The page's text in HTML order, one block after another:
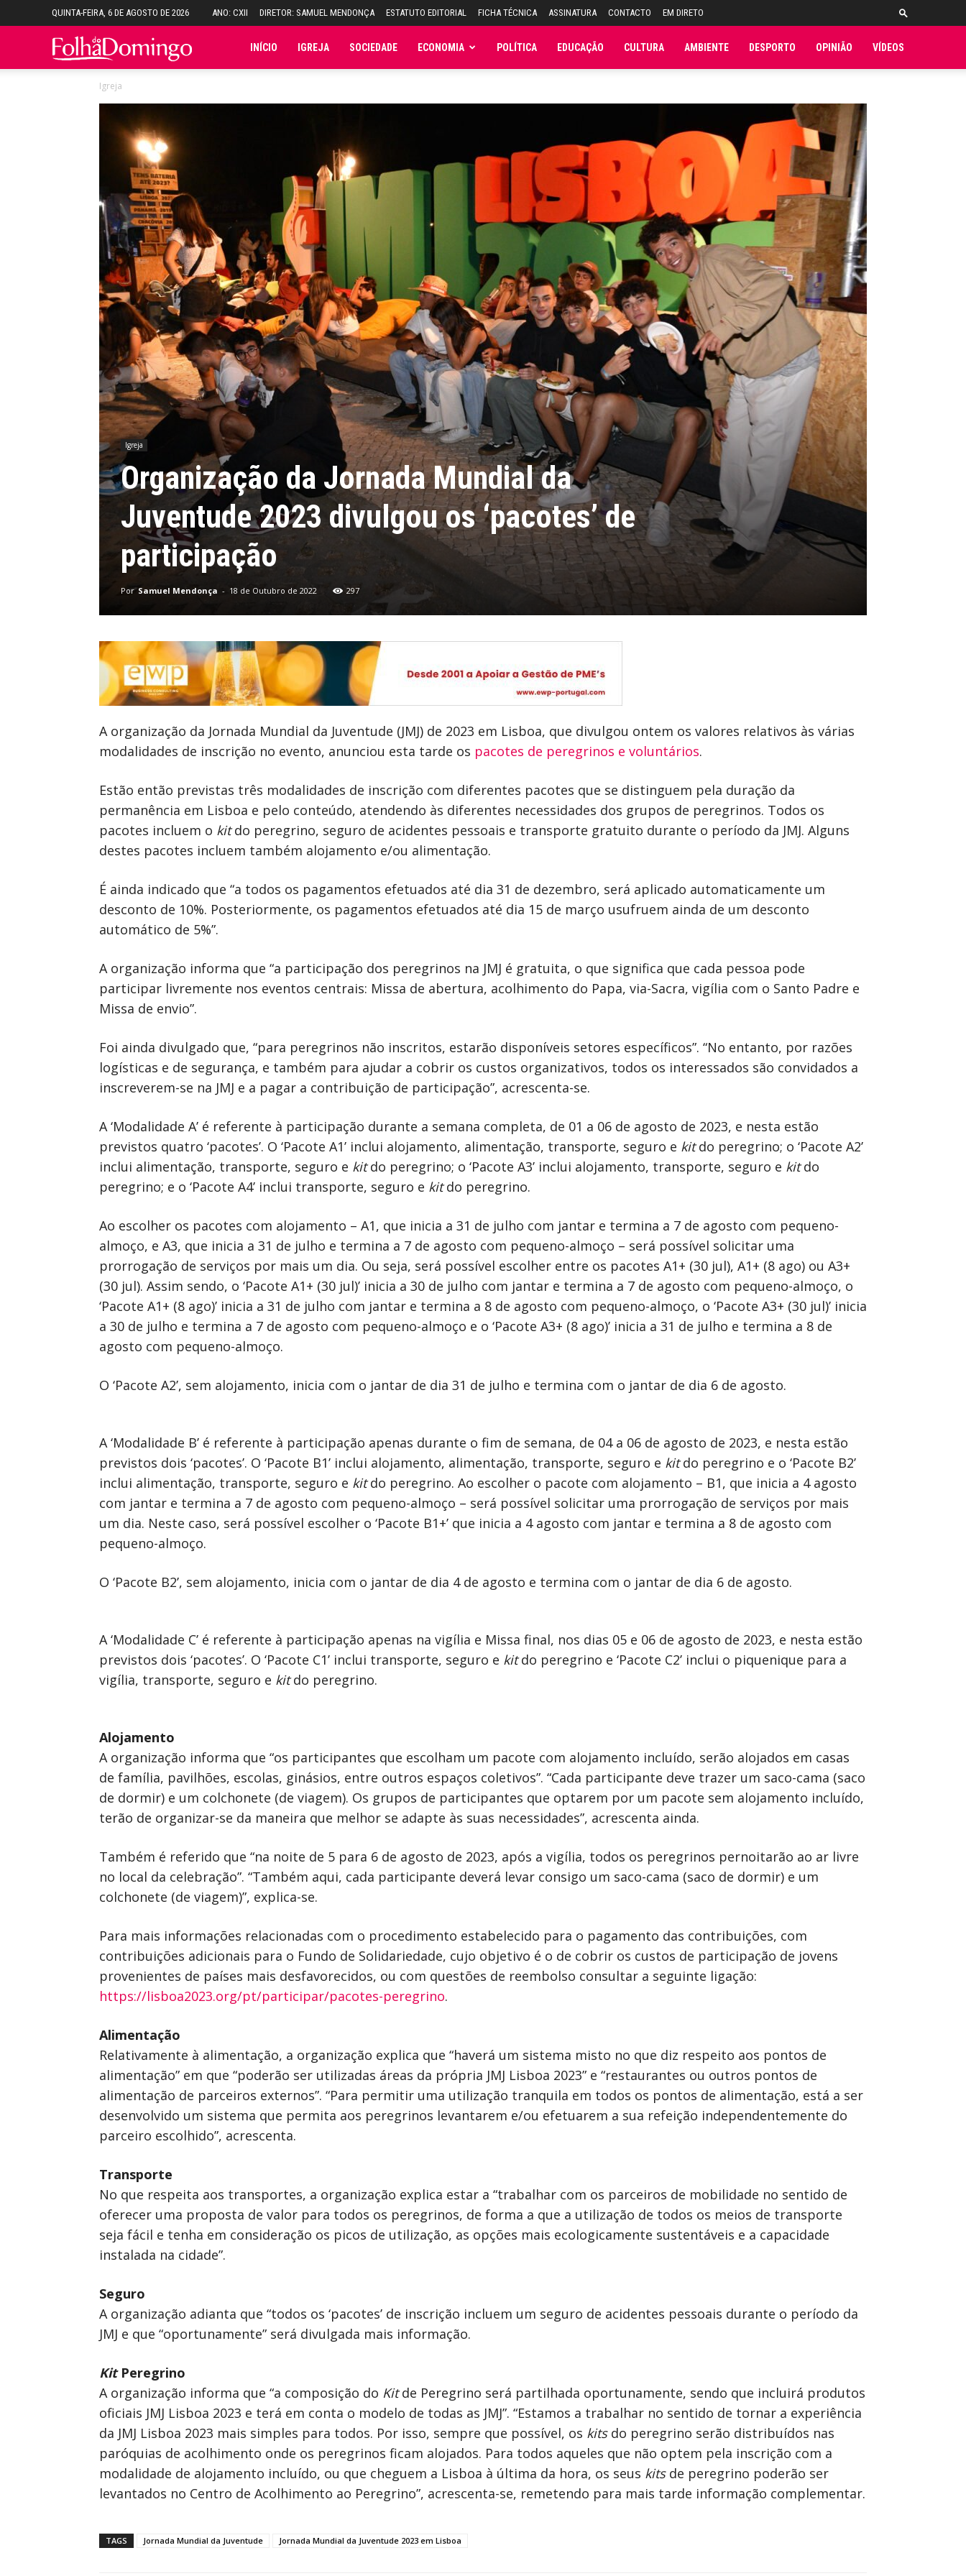
QUINTA-FEIRA, 6 DE AGOSTO DE 2026 ANO: CXII DIRETOR: SAMUEL MENDONÇA ESTATUTO EDITORIAL FICHA TÉCNICA ASSINATURA CONTACTO EM DIRETO
Folha INÍCIO IGREJA SOCIEDADE ECONOMIA POLÍTICA EDUCAÇÃO CULTURA AMBIENTE DESPORTO OPINIÃO VÍDEOS
Igreja
Igreja
Organização da Jornada Mundial da
Juventude 2023 divulgou os ‘pacotes’ de
participação
Por Samuel Mendonça - 18 de Outubro de 2022 297
A organização da Jornada Mundial da Juventude (JMJ) de 2023 em Lisboa, que divulgou ontem os valores relativos às várias
modalidades de inscrição no evento, anunciou esta tarde os pacotes de peregrinos e voluntários.
Estão então previstas três modalidades de inscrição com diferentes pacotes que se distinguem pela duração da
permanência em Lisboa e pelo conteúdo, atendendo às diferentes necessidades dos grupos de peregrinos. Todos os
pacotes incluem o kitdo peregrino, seguro de acidentes pessoais e transporte gratuito durante o período da JMJ. Alguns
destes pacotes incluem também alojamento e/ou alimentação.
É ainda indicado que “a todos os pagamentos efetuados até dia 31 de dezembro, será aplicado automaticamente um
desconto de 10%. Posteriormente, os pagamentos efetuados até dia 15 de março usufruem ainda de um desconto
automático de 5%”.
A organização informa que “a participação dos peregrinos na JMJ é gratuita, o que significa que cada pessoa pode
participar livremente nos eventos centrais: Missa de abertura, acolhimento do Papa, via-Sacra, vigília com o Santo Padre e
Missa de envio”.
Foi ainda divulgado que, “para peregrinos não inscritos, estarão disponíveis setores específicos”. “No entanto, por razões
logísticas e de segurança, e também para ajudar a cobrir os custos organizativos, todos os interessados são convidados a
inscreverem-se na JMJ e a pagar a contribuição de participação”, acrescenta-se.
A ‘Modalidade A’ é referente à participação durante a semana completa, de 01 a 06 de agosto de 2023, e nesta estão
previstos quatro ‘pacotes’. O ‘Pacote A1’ inclui alojamento, alimentação, transporte, seguro e kitdo peregrino; o ‘Pacote A2’
inclui alimentação, transporte, seguro e kitdo peregrino; o ‘Pacote A3’ inclui alojamento, transporte, seguro e kitdo
peregrino; e o ‘Pacote A4’ inclui transporte, seguro e kitdo peregrino.
Ao escolher os pacotes com alojamento – A1, que inicia a 31 de julho com jantar e termina a 7 de agosto com pequeno-
almoço, e A3, que inicia a 31 de julho e termina a 7 de agosto com pequeno-almoço – será possível solicitar uma
prorrogação de serviços por mais um dia. Ou seja, será possível escolher entre os pacotes A1+ (30 jul), A1+ (8 ago) ou A3+
(30 jul). Assim sendo, o ‘Pacote A1+ (30 jul)’ inicia a 30 de julho com jantar e termina a 7 de agosto com pequeno-almoço, o
‘Pacote A1+ (8 ago)’ inicia a 31 de julho com jantar e termina a 8 de agosto com pequeno-almoço, o ‘Pacote A3+ (30 jul)’ inicia
a 30 de julho e termina a 7 de agosto com pequeno-almoço e o ‘Pacote A3+ (8 ago)’ inicia a 31 de julho e termina a 8 de
agosto com pequeno-almoço.
O ‘Pacote A2’, sem alojamento, inicia com o jantar de dia 31 de julho e termina com o jantar de dia 6 de agosto.
A ‘Modalidade B’ é referente à participação apenas durante o fim de semana, de 04 a 06 de agosto de 2023, e nesta estão
previstos dois ‘pacotes’. O ‘Pacote B1’ inclui alojamento, alimentação, transporte, seguro e kitdo peregrino e o ‘Pacote B2’
inclui alimentação, transporte, seguro e kitdo peregrino. Ao escolher o pacote com alojamento – B1, que inicia a 4 agosto
com jantar e termina a 7 de agosto com pequeno-almoço – será possível solicitar uma prorrogação de serviços por mais
um dia. Neste caso, será possível escolher o ‘Pacote B1+’ que inicia a 4 agosto com jantar e termina a 8 de agosto com
pequeno-almoço.
O ‘Pacote B2’, sem alojamento, inicia com o jantar de dia 4 de agosto e termina com o jantar de dia 6 de agosto.
A ‘Modalidade C’ é referente à participação apenas na vigília e Missa final, nos dias 05 e 06 de agosto de 2023, e nesta estão
previstos dois ‘pacotes’. O ‘Pacote C1’ inclui transporte, seguro e kitdo peregrino e ‘Pacote C2’ inclui o piquenique para a
vigília, transporte, seguro e kitdo peregrino.
Alojamento
A organização informa que “os participantes que escolham um pacote com alojamento incluído, serão alojados em casas
de família, pavilhões, escolas, ginásios, entre outros espaços coletivos”. “Cada participante deve trazer um saco-cama (saco
de dormir) e um colchonete (de viagem). Os grupos de participantes que optarem por um pacote sem alojamento incluído,
terão de organizar-se da maneira que melhor se adapte às suas necessidades”, acrescenta ainda.
Também é referido que “na noite de 5 para 6 de agosto de 2023, após a vigília, todos os peregrinos pernoitarão ao ar livre
no local da celebração”. “Também aqui, cada participante deverá levar consigo um saco-cama (saco de dormir) e um
colchonete (de viagem)”, explica-se.
Para mais informações relacionadas com o procedimento estabelecido para o pagamento das contribuições, com
contribuições adicionais para o Fundo de Solidariedade, cujo objetivo é o de cobrir os custos de participação de jovens
provenientes de países mais desfavorecidos, ou com questões de reembolso consultar a seguinte ligação:
https://lisboa2023.org/pt/participar/pacotes-peregrino.
Alimentação
Relativamente à alimentação, a organização explica que “haverá um sistema misto no que diz respeito aos pontos de
alimentação” em que “poderão ser utilizadas áreas da própria JMJ Lisboa 2023” e “restaurantes ou outros pontos de
alimentação de parceiros externos”. “Para permitir uma utilização tranquila em todos os pontos de alimentação, está a ser
desenvolvido um sistema que permita aos peregrinos levantarem e/ou efetuarem a sua refeição independentemente do
parceiro escolhido”, acrescenta.
Transporte
No que respeita aos transportes, a organização explica estar a “trabalhar com os parceiros de mobilidade no sentido de
oferecer uma proposta de valor para todos os peregrinos, de forma a que a utilização de todos os meios de transporte
seja fácil e tenha em consideração os picos de utilização, as opções mais ecologicamente sustentáveis e a capacidade
instalada na cidade”.
Seguro
A organização adianta que “todos os ‘pacotes’ de inscrição incluem um seguro de acidentes pessoais durante o período da
JMJ e que “oportunamente” será divulgada mais informação.
KitPeregrino
A organização informa que “a composição do Kitde Peregrino será partilhada oportunamente, sendo que incluirá produtos
oficiais JMJ Lisboa 2023 e terá em conta o modelo de todas as JMJ”. “Estamos a trabalhar no sentido de tornar a experiência
da JMJ Lisboa 2023 mais simples para todos. Por isso, sempre que possível, os kitsdo peregrino serão distribuídos nas
paróquias de acolhimento onde os peregrinos ficam alojados. Para todos aqueles que não optem pela inscrição com a
modalidade de alojamento incluído, ou que cheguem a Lisboa à última da hora, os seus kitsde peregrino poderão ser
levantados no Centro de Acolhimento ao Peregrino”, acrescenta-se, remetendo para mais tarde informação complementar.
TAGS Jornada Mundial da Juventude Jornada Mundial da Juventude 2023 em Lisboa